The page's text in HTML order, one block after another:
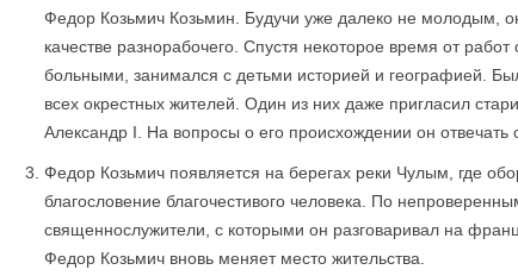
Федор Козьмич Козьмин. Будучи уже далеко не молодым,
качестве разнорабочего. Спустя некоторое время от
больными, занимался с детьми историей и географией.
всех окрестных жителей. Один из них даже пригласил
Александр I. На вопросы о его происхождении он отвечать
Федор Козьмич появляется на берегах реки Чулым, где
благословение благочестивого человека. По
священнослужители, с которыми он разговаривал на
Федор Козьмич вновь меняет место жительства.